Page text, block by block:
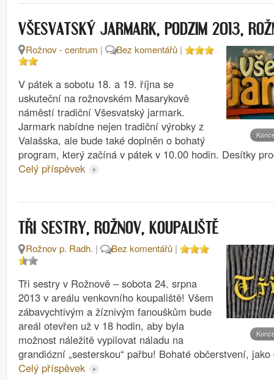
VŠESVATSKÝ JARMARK, PODZIM 2013,
Rožnov - centrum | Bez komentářů |
V pátek a sobotu 18. a 19. října se
uskuteční na rožnovském Masarykově
náměstí tradiční Všesvatský jarmark.
Jarmark nabídne nejen tradiční výrobky z
Valašska, ale bude také doplněn o bohatý
program, který začíná v pátek v 10.00 hodin. Desítky
Celý příspěvek
TŘI SESTRY, ROŽNOV, KOUPALIŠTĚ
Rožnov p. Radh. | Bez komentářů |
Tři sestry v Rožnově – sobota 24. srpna
2013 v areálu venkovního koupaliště! Všem
zábavychtivým a žíznivým fanouškům bude
areál otevřen už v 18 hodin, aby byla
možnost náležitě vypilovat náladu na
grandiózní „sesterskou“ pařbu! Bohaté občerstvení,
Celý příspěvek